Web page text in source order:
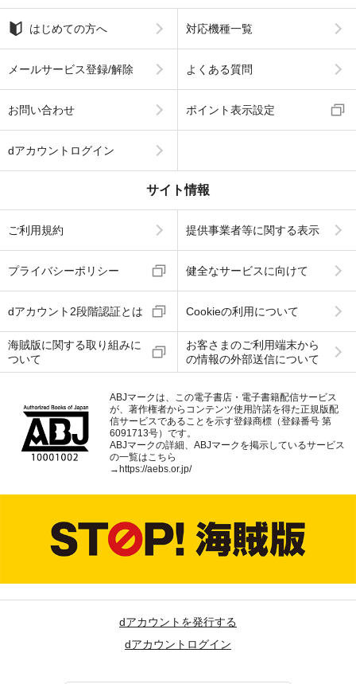
はじめての方へ 対応機種一覧
メールサービス登録/解除 よくある質問
お問い合わせ ポイント表示設定
dアカウントログイン
サイト情報
ご利用規約 提供事業者等に関する表示
プライバシーポリシー 健全なサービスに向けて
dアカウント2段階認証とは Cookieの利用について
海賊版に関する取り組みに
ついて
お客さまのご利用端末から
の情報の外部送信について
ABJマークは、この電子書店・電子書籍配信サービス
が、著作権者からコンテンツ使用許諾を得た正規版配
信サービスであることを示す登録商標（登録番号 第
6091713号）です。
ABJマークの詳細、ABJマークを掲示しているサービス
の一覧はこちら
→https://aebs.or.jp/
dアカウントを発行する
dアカウントログイン